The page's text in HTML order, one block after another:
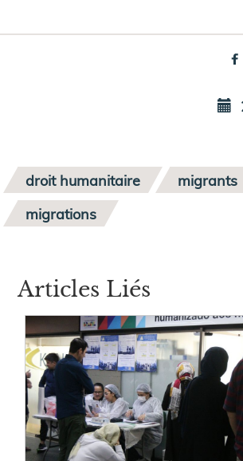
droit humanitaire
migrants
migrations
Articles Liés